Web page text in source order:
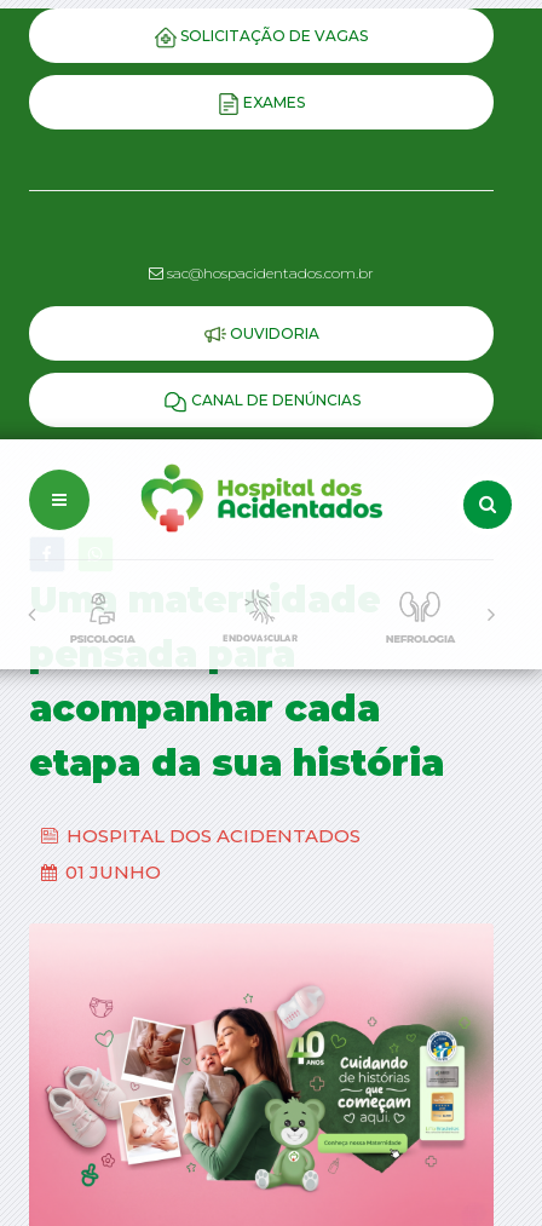
SOLICITAÇÃO DE VAGAS
EXAMES
sac@hospacidentados.com.br
OUVIDORIA
CANAL DE DENÚNCIAS
Uma maternidade
pensada para
acompanhar cada
etapa da sua história
HOSPITAL DOS ACIDENTADOS
01 JUNHO